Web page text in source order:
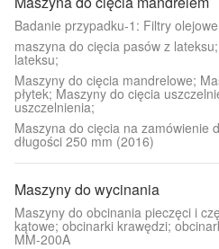
Badanie przypadku-1: Filtry
maszyna do cięcia pasów z
lateksu;
Maszyny do cięcia mandrelowe;
płytek; Maszyny do cięcia
uszczelnienia;
Maszyna do cięcia na zamówienie
długości 250 mm (2016)
Maszyny do wycinania
Maszyny do obcinania pieczęci i
kątowe; obcinarki krawędzi;
MM-200A